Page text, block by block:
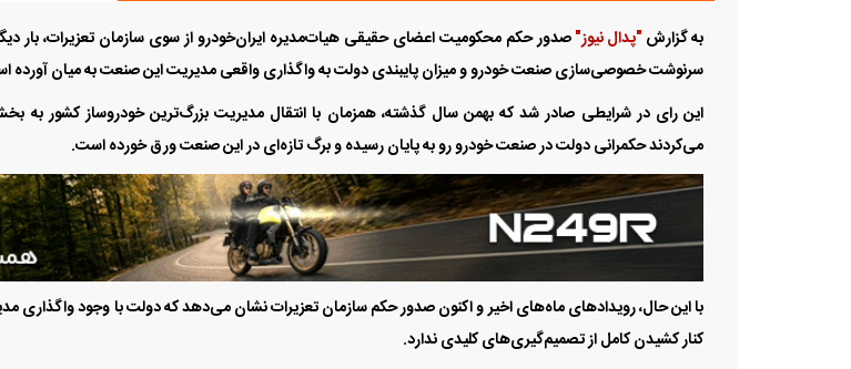
به گزارش"پدال نیوز"صدور حکم محکومیت اعضای حقیقی هیات‌مدیره ایران‌خودرو از سوی سازمان تعزیرات، بار
سرنوشت خصوصی‌سازی صنعت خودرو و میزان پایبندی دولت به واگذاری واقعی مدیریت این صنعت به میان آورده
این رای در شرایطی صادر شد که بهمن سال گذشته، همزمان با انتقال مدیریت بزرگ‌ترین خودروساز کشور
می‌کردند حکمرانی دولت در صنعت خودرو رو به پایان رسیده و برگ تازه‌ای در این صنعت ورق خورده است.
با این حال، رویداد‌های ماه‌های اخیر و اکنون صدور حکم سازمان تعزیرات نشان می‌دهد که دولت با وجود واگذاری
کنار کشیدن کامل از تصمیم‌گیری‌های کلیدی ندارد.